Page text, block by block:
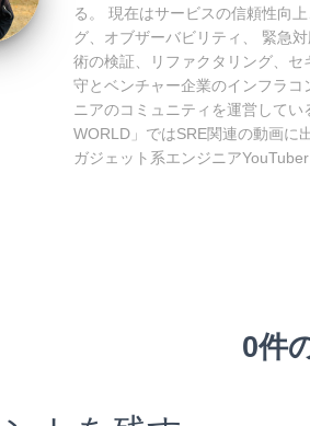
o
k
る。 現在はサービスの信頼性向
グ、オブザーバビリティ、 緊急
術の検証、リファクタリング、
守とベンチャー企業のインフラ
ニアのコミュニティを運営して
WORLD」ではSRE関連の動画に
ガジェット系エンジニア
0件